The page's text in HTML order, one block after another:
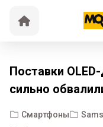
Поставки
сильно
Смартфоны